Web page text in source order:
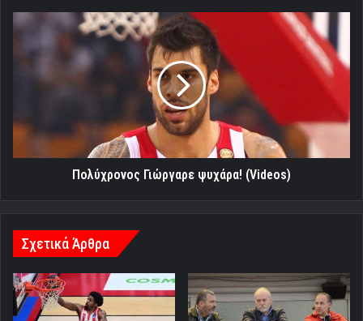
Πολύχρονος
Γιώργαρε
ψυχάρα!
Πολύχρονος Γιώργαρε ψυχάρα! (Videos)
Σχετικά Άρθρα